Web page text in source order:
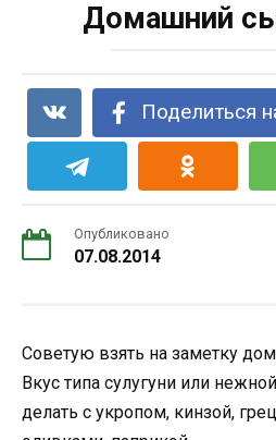
Домашний
Поделиться
Опубликовано
07.08.2014
Советую взять на заметку
Вкус типа сулугуни или
делать с укропом, кинзой,